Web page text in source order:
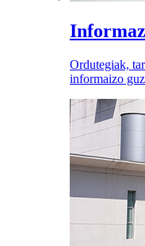
Ordutegiak,
informaizo